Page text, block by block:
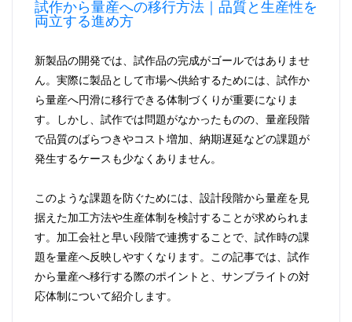
試作から量産への移行方法｜品質と生産性を
両立する進め方
新製品の開発では、試作品の完成がゴールではありませ
ん。実際に製品として市場へ供給するためには、試作か
ら量産へ円滑に移行できる体制づくりが重要になりま
す。しかし、試作では問題がなかったものの、量産段階
で品質のばらつきやコスト増加、納期遅延などの課題が
発生するケースも少なくありません。
このような課題を防ぐためには、設計段階から量産を見
据えた加工方法や生産体制を検討することが求められま
す。加工会社と早い段階で連携することで、試作時の課
題を量産へ反映しやすくなります。この記事では、試作
から量産へ移行する際のポイントと、サンブライトの対
応体制について紹介します。